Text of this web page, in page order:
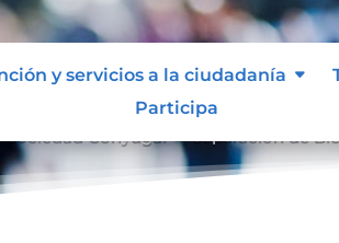
y servicios a la ciudadanía
Participa
Conyugal Separación de